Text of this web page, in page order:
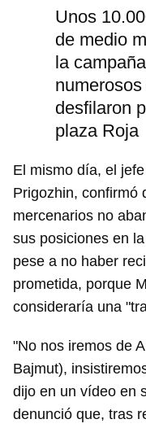
Unos
de medio
la
desfilaron
plaza Roja
El mismo día, el
Prigozhin, confirmó
mercenarios no
sus posiciones en
pese a no haber
prometida, porque
consideraría una
"No nos iremos de
Bajmut),
dijo en un vídeo en
denunció que, tras